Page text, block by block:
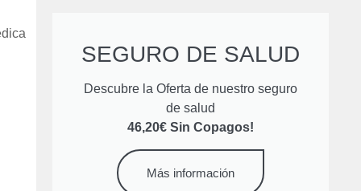
SEGURO DE SALUD
Descubre la Oferta de nuestro seguro
de salud
46,20€ Sin Copagos!
Más información